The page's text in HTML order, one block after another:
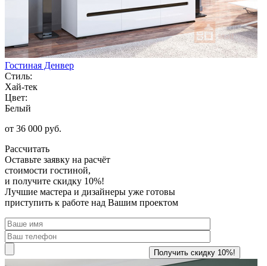
Гостиная Денвер
Стиль:
Хай-тек
Цвет:
Белый
от 36 000 руб.
Рассчитать
Оставьте заявку на расчёт
стоимости гостиной,
и получите скидку 10%!
Лучшие мастера и дизайнеры уже готовы
приступить к работе над Вашим проектом